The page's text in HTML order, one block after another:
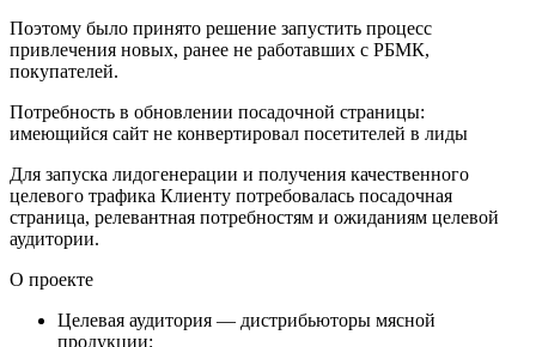
Поэтому было принято решение запустить процесс
привлечения новых, ранее не работавших с РБМК,
покупателей.
Потребность в обновлении посадочной страницы:
имеющийся сайт не конвертировал посетителей в лиды
Для запуска лидогенерации и получения качественного
целевого трафика Клиенту потребовалась посадочная
страница, релевантная потребностям и ожиданиям целевой
аудитории.
О проекте
Целевая аудитория — дистрибьюторы мясной
продукции;